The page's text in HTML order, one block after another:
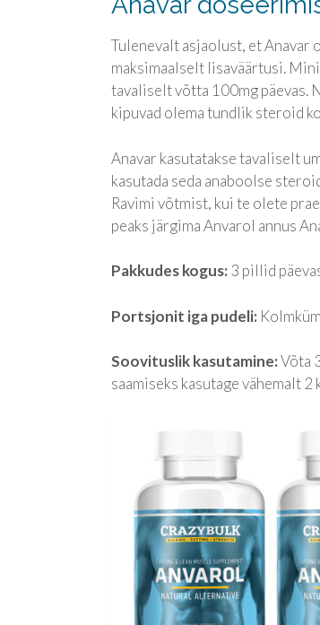
Tulenevalt asjaolust, et Anavar
maksimaalselt lisaväärtusi.
tavaliselt võtta 100mg päevas.
kipuvad olema tundlik steroid
Anavar kasutatakse tavaliselt
kasutada seda anaboolse
Ravimi võtmist, kui te olete
peaks järgima Anvarol annus
Pakkudes kogus: 3 pillid
Portsjonit iga pudeli:
Soovituslik kasutamine:Võta
saamiseks kasutage vähemalt